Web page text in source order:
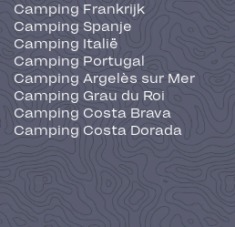
Camping Frankrijk
Camping Spanje
Camping Italië
Camping Portugal
Camping Argelès sur Mer
Camping Grau du Roi
Camping Costa Brava
Camping Costa Dorada